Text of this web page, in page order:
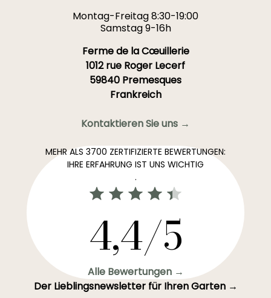
Montag-Freitag 8:30-19:00
Samstag 9-16h
Ferme de la Cœuillerie
1012 rue Roger Lecerf
59840 Premesques
Frankreich
Kontaktieren Sie uns →
MEHR ALS 3700 ZERTIFIZIERTE BEWERTUNGEN:
IHRE ERFAHRUNG IST UNS WICHTIG
.
4,4/5
Alle Bewertungen →
Der Lieblingsnewsletter für Ihren Garten →